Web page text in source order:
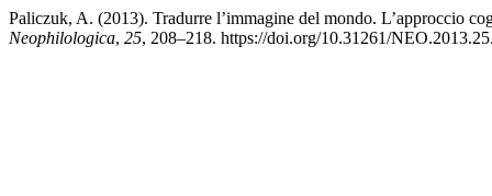
Paliczuk, A. (2013). Tradurre l’immagine del mondo. L’approccio
Neophilologica, 25, 208–218. https://doi.org/10.31261/